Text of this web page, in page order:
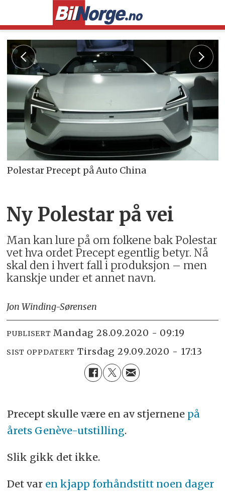
Polestar Precept på Auto China
Ny Polestar på vei
Man kan lure på om folkene bak Polestar
vet hva ordet Precept egentlig betyr. Nå
skal den i hvert fall i produksjon – men
kanskje under et annet navn.
Jon Winding-Sørensen
PUBLISERT mandag 28.09.2020 - 09:19
SIST OPPDATERT tirsdag 29.09.2020 - 17:13
Precept skulle være en av stjernene på
årets Genève-utstilling.
Slik gikk det ikke.
Det var en kjapp forhåndstitt noen dager